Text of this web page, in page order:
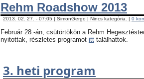
Rehm Roadshow 2013
2013. 02. 27. - 07:05 | SimonGergo | Nincs kategória. | 0
Február 28.-án, csütörtökön a Rehm
nyitottak, részletes programot itt találhattok.
3. heti program